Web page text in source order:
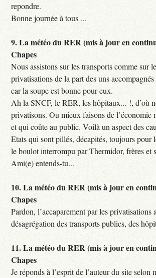
repondre.
Bonne journée à tous ...
9.La météo du RER (mis à jour en
Chapes
Nous assistons sur les transports comme sur
privatisations de la part des uns
car la soupe est bonne pour eux.
Ah la SNCF, le RER, les hôpitaux... !, d’où
privatisons. Ou mieux faisons de
et qui coûte au public. Voilà un aspect des
Etats qui sont pillés, décapités, toujours
le boulot interrompu par Thermidor, frères et
Ami(e) entends-tu...
10.La météo du RER (mis à jour en
Chapes
Pardon, l’accaparement par les privatisations
désagrégation des transports publics, des
11.La météo du RER (mis à jour en
Chapes
Je réponds à l’esprit de l’auteur du site